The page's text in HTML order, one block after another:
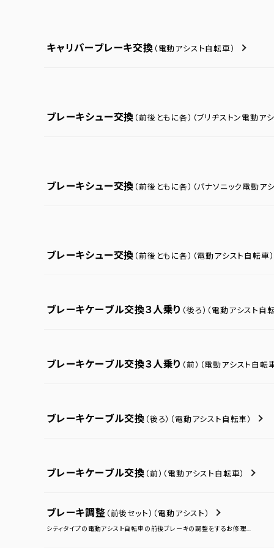
キャリパーブレーキ交換 （電動アシスト自転車）
ブレーキシュー交換 （前後ともに各） （ブリヂストン電動ア
ブレーキシュー交換 （前後ともに各） （パナソニック電動ア
ブレーキシュー交換 （前後ともに各） （電動アシスト自転車）
ブレーキケーブル交換３人乗り （後ろ） （電動アシスト自転
ブレーキケーブル交換３人乗り （前） （電動アシスト自転車
ブレーキケーブル交換 （後ろ） （電動アシスト自転車）
ブレーキケーブル交換 （前） （電動アシスト自転車）
ブレーキ調整 （前後セット） （電動アシスト）
シティタイプの電動アシスト自転車の前後ブレーキの調整をするお修理...